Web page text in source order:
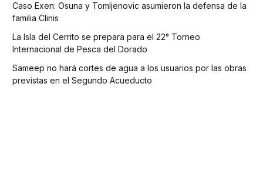
Caso Exen: Osuna y Tomljenovic asumieron la defensa de la
familia Clinis
La Isla del Cerrito se prepara para el 22° Torneo
Internacional de Pesca del Dorado
Sameep no hará cortes de agua a los usuarios por las obras
previstas en el Segundo Acueducto